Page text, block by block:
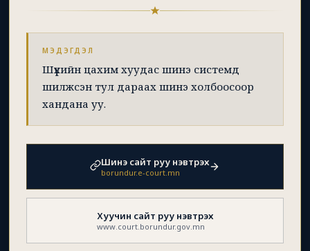
МЭДЭГДЭЛ
Шүүхийн цахим хуудас шинэ системд
шилжсэн тул дараах шинэ холбоосоор
хандана уу.
Шинэ сайт руу нэвтрэх
borundur.e-court.mn
Хуучин сайт руу нэвтрэх
www.court.borundur.gov.mn